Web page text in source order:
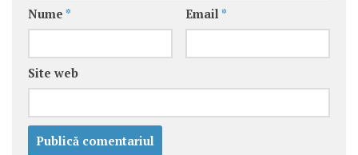
Nume * Email *
Site web